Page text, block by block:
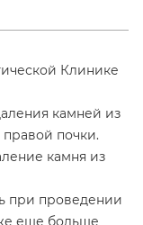
Клинике
камней из
почки.
камня из
при проведении
еще больше